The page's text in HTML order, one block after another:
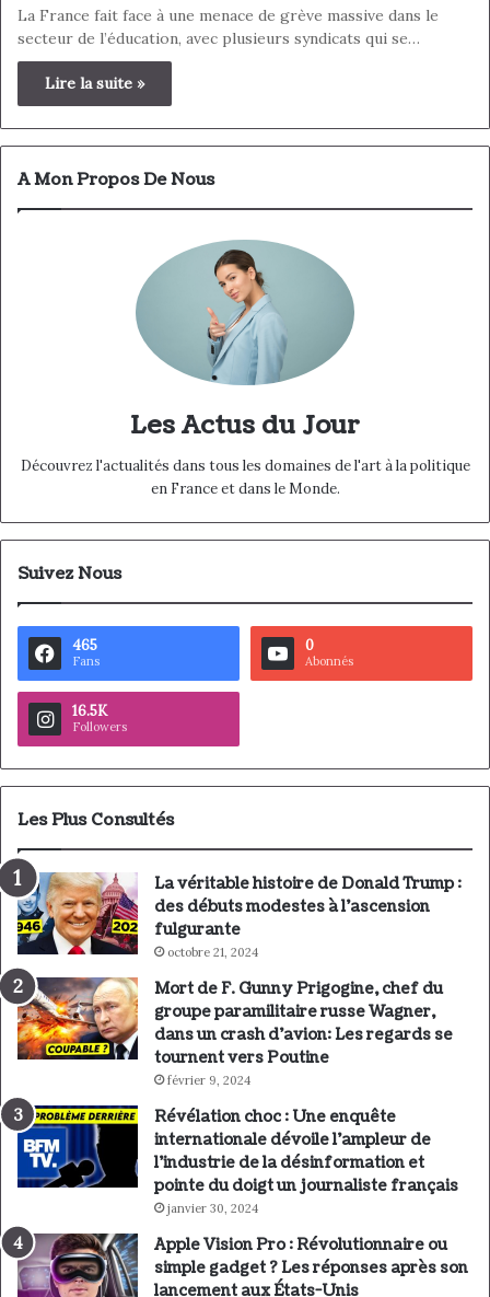
La France fait face à une menace de grève massive dans le
secteur de l’éducation, avec plusieurs syndicats qui se…
Lire la suite »
A Mon Propos De Nous
Les Actus du Jour
Découvrez l'actualités dans tous les domaines de l'art à la politique
en France et dans le Monde.
Suivez Nous
465
Fans
0
Abonnés
16.5K
Followers
Les Plus Consultés
La véritable histoire de Donald Trump :
des débuts modestes à l’ascension
fulgurante
octobre 21, 2024
Mort de F. Gunny Prigogine, chef du
groupe paramilitaire russe Wagner,
dans un crash d’avion: Les regards se
tournent vers Poutine
février 9, 2024
Révélation choc : Une enquête
internationale dévoile l’ampleur de
l’industrie de la désinformation et
pointe du doigt un journaliste français
janvier 30, 2024
Apple Vision Pro : Révolutionnaire ou
simple gadget ? Les réponses après son
lancement aux États-Unis